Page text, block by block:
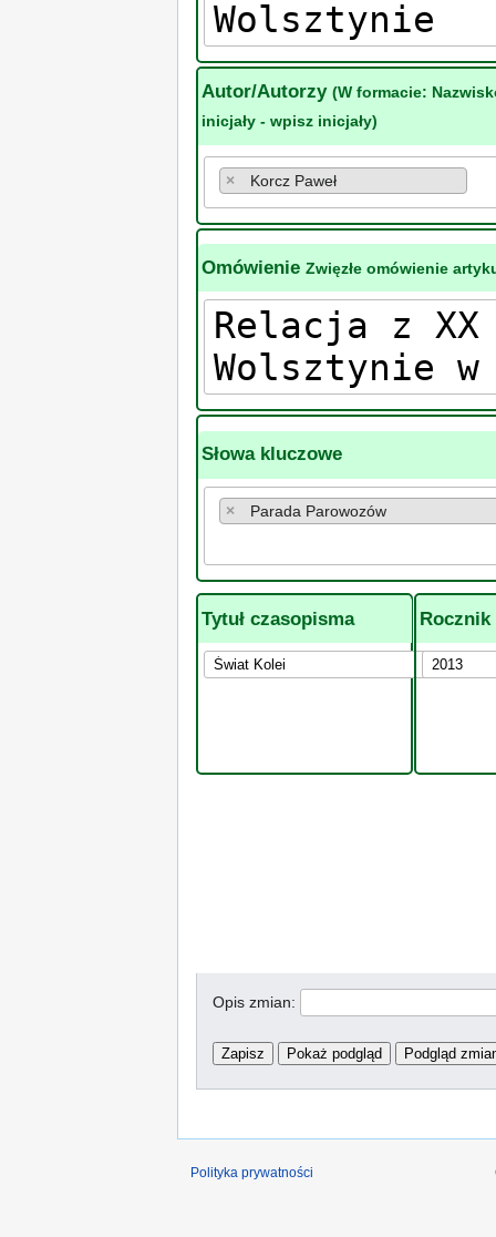
Autor/Autorzy (W formacie:
inicjały - wpisz inicjały)
× Korcz Paweł
Omówienie Zwięzłe omówienie
Słowa kluczowe
× Parada Parowozów
Tytuł czasopisma Rocznik
Opis zmian:
Polityka prywatności